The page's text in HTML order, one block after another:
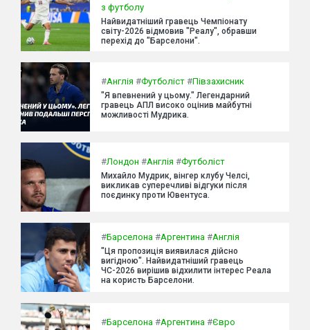
з футболу
Найвидатніший гравець Чемпіонату
світу-2026 відмовив "Реалу", обравши
перехід до "Барселони".
#Англія #Футболіст #Півзахисник
"Я впевнений у цьому." Легендарний
гравець АПЛ високо оцінив майбутні
можливості Мудрика.
#Лондон #Англія #Футболіст
Михайло Мудрик, вінгер клубу Челсі,
викликав суперечливі відгуки після
поєдинку проти Ювентуса.
#Барселона #Аргентина #Англія
"Ця пропозиція виявилася дійсно
вигідною". Найвидатніший гравець
ЧС-2026 вирішив відхилити інтерес Реала
на користь Барселони.
#Барселона #Аргентина #Євро